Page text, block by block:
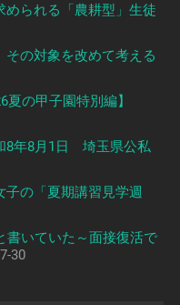
られる「農耕型」生徒
の対象を改めて考える
の甲子園特別編】
8年8月1日 埼玉県公私
の「夏期講習見学週
書いていた～面接復活で
30